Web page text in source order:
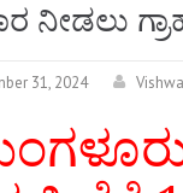
ನೀಡಲು
31, 2024